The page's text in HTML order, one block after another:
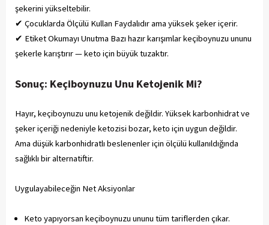
şekerini yükseltebilir.
✔ Çocuklarda Ölçülü Kullan Faydalıdır ama yüksek şeker içerir.
✔ Etiket Okumayı Unutma Bazı hazır karışımlar keçiboynuzu ununu
şekerle karıştırır — keto için büyük tuzaktır.
Sonuç: Keçiboynuzu Unu Ketojenik Mi?
Hayır, keçiboynuzu unu ketojenik değildir. Yüksek karbonhidrat ve
şeker içeriği nedeniyle ketozisi bozar, keto için uygun değildir.
Ama düşük karbonhidratlı beslenenler için ölçülü kullanıldığında
sağlıklı bir alternatiftir.
Uygulayabileceğin Net Aksiyonlar
Keto yapıyorsan keçiboynuzu ununu tüm tariflerden çıkar.